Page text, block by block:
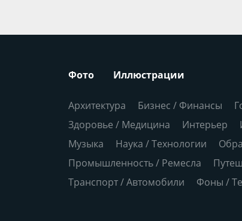
Фото Иллюстрации
Архитектура Бизнес / Финансы
Здоровье / Медицина
Интерьер
Музыка
Наука / Технологии
Промышленность / Ремесла
Транспорт / Автомобили
Фоны /